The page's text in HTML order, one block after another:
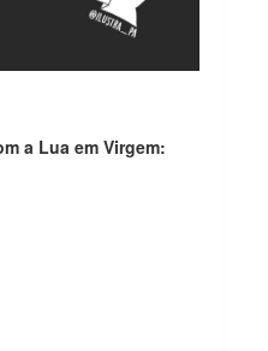
a Lua em Virgem: